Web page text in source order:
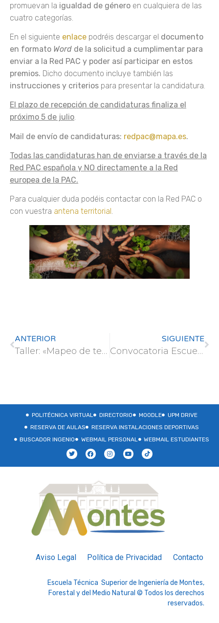
promuevan la igualdad de género en cualquiera de las
cuatro categorías.
En el siguiente enlace podréis descargar el documento
en formato Word de la solicitud a cumplimentar para
enviar a la Red PAC y poder así participar en estos
premios. Dicho documento incluye también las
instrucciones y criterios para presentar la candidatura.
El plazo de recepción de candidaturas finaliza el
próximo 5 de julio.
Mail de envío de candidaturas: redpac@mapa.es.
Todas las candidaturas han de enviarse a través de la
Red PAC española y NO directamente a la Red
europea de la PAC.
Para cualquier duda podéis contactar con la Red PAC o
con vuestra antena territorial .
ANTERIOR
Taller: «Mapeo de territorios inundados en la Reserva del río Dja. Camerún»
SIGUIENTE
Convocatoria Escuelas de Verano Asiáticas – Nuevas plazas
POLITÉCNICA VIRTUAL DIRECTORIO MOODLE
UPM DRIVE
RESERVA DE AULAS
RESERVA INSTALACIONES DEPORTIVAS
BUSCADOR INGENIO
WEBMAIL PERSONAL WEBMAIL ESTUDIANTES
Aviso Legal Política de Privacidad Contacto
Escuela Técnica Superior de Ingeniería de Montes,
Forestal y del Medio Natural © Todos los derechos
reservados.